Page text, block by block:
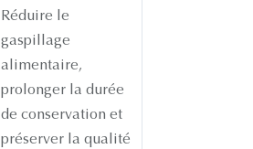
Réduire le
gaspillage
alimentaire,
prolonger la durée
de conservation et
préserver la qualité